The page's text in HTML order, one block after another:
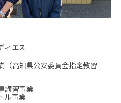
ィエス
（高知県公安委員会指定教習
講習事業
ル事業